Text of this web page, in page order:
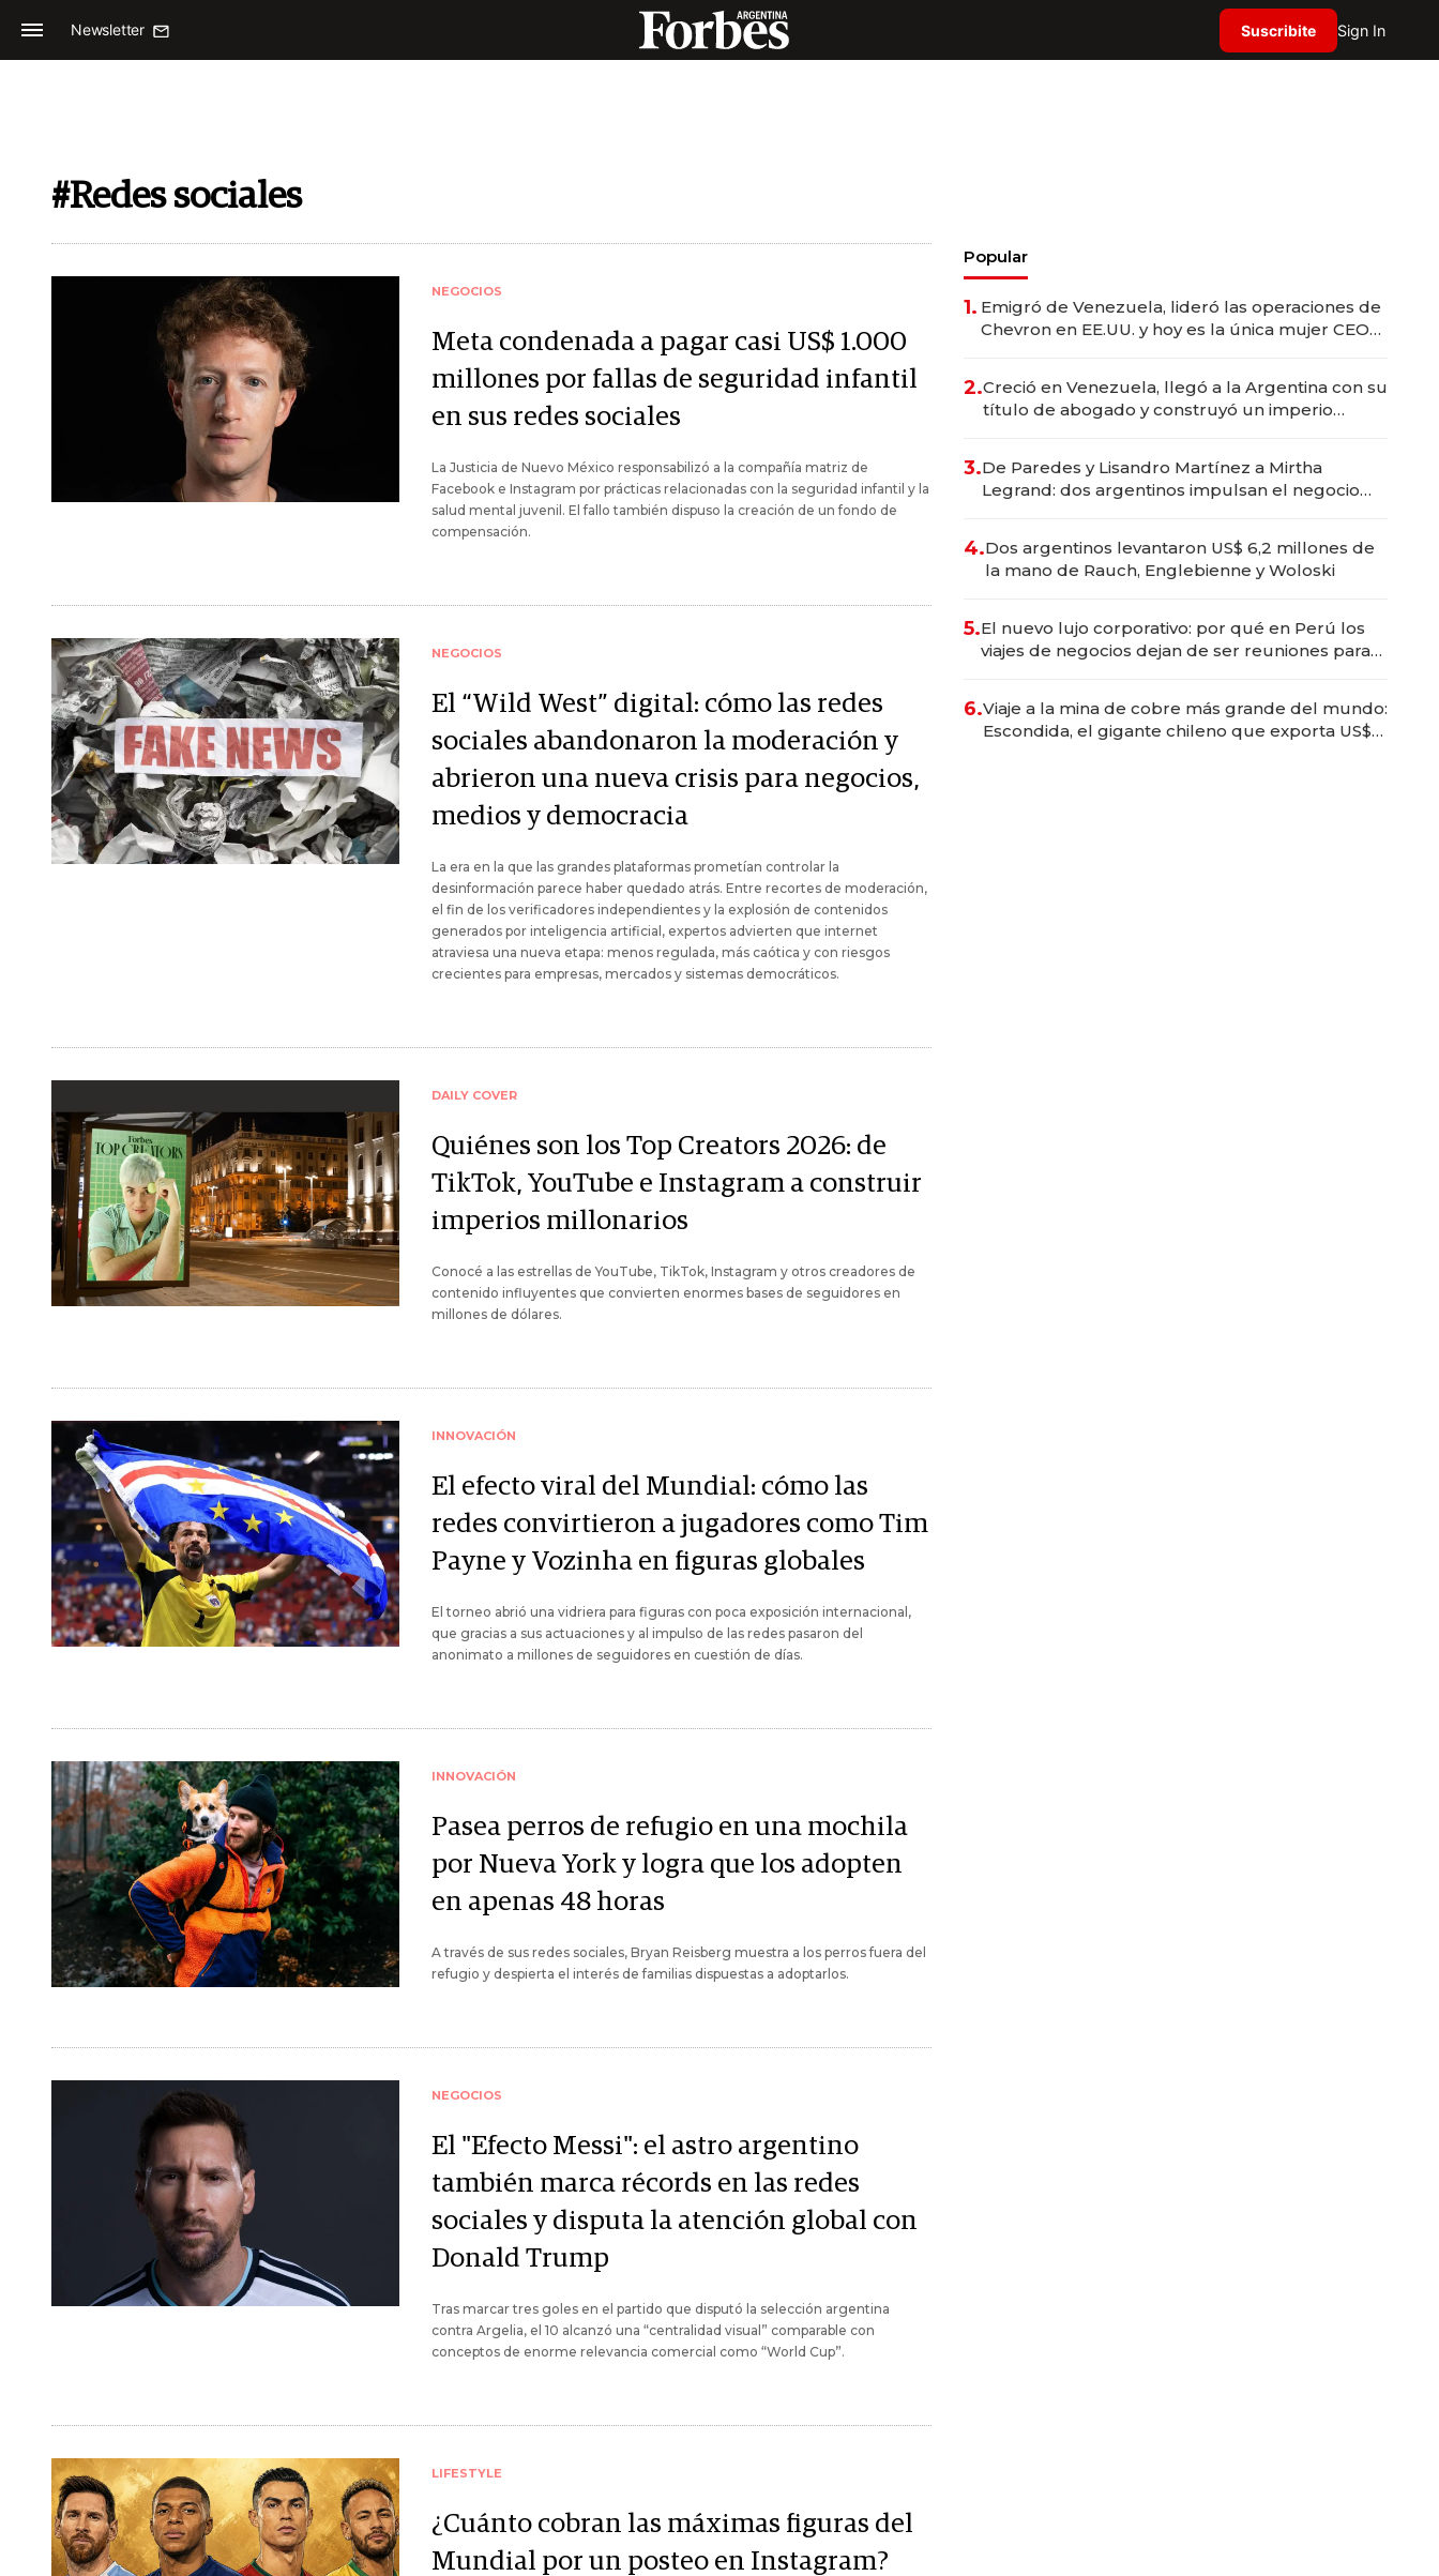
Newsletter Suscribite Sign In
#Redes sociales
NEGOCIOS
Meta condenada a pagar casi US$ 1.000
millones por fallas de seguridad infantil
en sus redes sociales
La Justicia de Nuevo México responsabilizó a la compañía matriz de
Facebook e Instagram por prácticas relacionadas con la seguridad infantil y la
salud mental juvenil. El fallo también dispuso la creación de un fondo de
compensación.
NEGOCIOS
El “Wild West” digital: cómo las redes
sociales abandonaron la moderación y
abrieron una nueva crisis para negocios,
medios y democracia
La era en la que las grandes plataformas prometían controlar la
desinformación parece haber quedado atrás. Entre recortes de moderación,
el fin de los verificadores independientes y la explosión de contenidos
generados por inteligencia artificial, expertos advierten que internet
atraviesa una nueva etapa: menos regulada, más caótica y con riesgos
crecientes para empresas, mercados y sistemas democráticos.
DAILY COVER
Quiénes son los Top Creators 2026: de
TikTok, YouTube e Instagram a construir
imperios millonarios
Conocé a las estrellas de YouTube, TikTok, Instagram y otros creadores de
contenido influyentes que convierten enormes bases de seguidores en
millones de dólares.
INNOVACIÓN
El efecto viral del Mundial: cómo las
redes convirtieron a jugadores como Tim
Payne y Vozinha en figuras globales
El torneo abrió una vidriera para figuras con poca exposición internacional,
que gracias a sus actuaciones y al impulso de las redes pasaron del
anonimato a millones de seguidores en cuestión de días.
INNOVACIÓN
Pasea perros de refugio en una mochila
por Nueva York y logra que los adopten
en apenas 48 horas
A través de sus redes sociales, Bryan Reisberg muestra a los perros fuera del
refugio y despierta el interés de familias dispuestas a adoptarlos.
NEGOCIOS
El "Efecto Messi": el astro argentino
también marca récords en las redes
sociales y disputa la atención global con
Donald Trump
Tras marcar tres goles en el partido que disputó la selección argentina
contra Argelia, el 10 alcanzó una “centralidad visual” comparable con
conceptos de enorme relevancia comercial como “World Cup”.
LIFESTYLE
¿Cuánto cobran las máximas figuras del
Mundial por un posteo en Instagram?
Popular
1. Emigró de Venezuela, lideró las operaciones de
Chevron en EE.UU. y hoy es la única mujer CEO
2.Creció en Venezuela, llegó a la Argentina con su
título de abogado y construyó un imperio
3.De Paredes y Lisandro Martínez a Mirtha
Legrand: dos argentinos impulsan el negocio
4.Dos argentinos levantaron US$ 6,2 millones de
la mano de Rauch, Englebienne y Woloski
5.El nuevo lujo corporativo: por qué en Perú los
viajes de negocios dejan de ser reuniones para
6.Viaje a la mina de cobre más grande del mundo:
Escondida, el gigante chileno que exporta US$